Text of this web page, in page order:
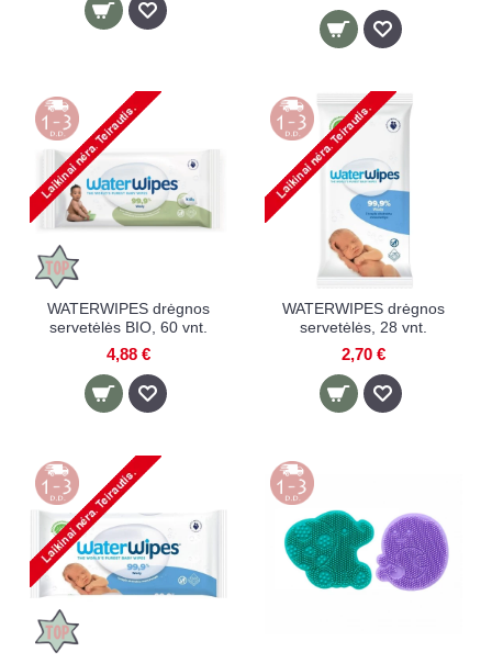
WATERWIPES drėgnos
servetėlės BIO, 60 vnt.
4,88 €
WATERWIPES drėgnos
servetėlės, 28 vnt.
2,70 €